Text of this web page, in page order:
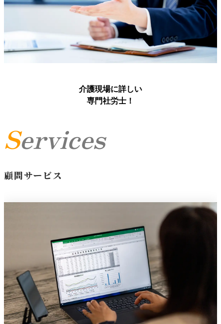
介護現場に詳しい
専門社労士！
Services
顧問サービス